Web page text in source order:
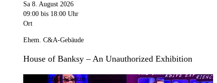
Sa 8. August 2026
09:00 bis 18:00 Uhr
Ort
Ehem. C&A-Gebäude
House of Banksy – An Unauthorized Exhibition
Stephan Schütze